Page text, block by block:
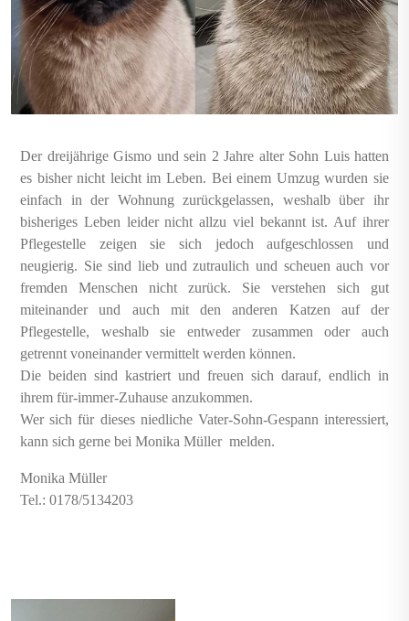
Der dreijährige Gismo und sein 2 Jahre alter Sohn Luis hatten
es bisher nicht leicht im Leben. Bei einem Umzug wurden sie
einfach in der Wohnung zurückgelassen, weshalb über ihr
bisheriges Leben leider nicht allzu viel bekannt ist. Auf ihrer
Pflegestelle zeigen sie sich jedoch aufgeschlossen und
neugierig. Sie sind lieb und zutraulich und scheuen auch vor
fremden Menschen nicht zurück. Sie verstehen sich gut
miteinander und auch mit den anderen Katzen auf der
Pflegestelle, weshalb sie entweder zusammen oder auch
getrennt voneinander vermittelt werden können.
Die beiden sind kastriert und freuen sich darauf, endlich in
ihrem für-immer-Zuhause anzukommen.
Wer sich für dieses niedliche Vater-Sohn-Gespann interessiert,
kann sich gerne bei Monika Müller melden.
Monika Müller
Tel.: 0178/5134203